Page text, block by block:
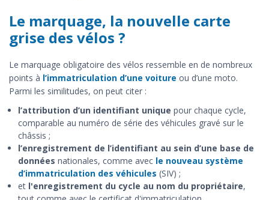
Le marquage, la nouvelle carte
grise des vélos ?
Le marquage obligatoire des vélos ressemble en de nombreux
points à l’immatriculation d’une voiture ou d’une moto.
Parmi les similitudes, on peut citer :
l’attribution d’un identifiant unique pour chaque cycle,
comparable au numéro de série des véhicules gravé sur le
châssis ;
l’enregistrement de l’identifiant au sein d’une base de
données nationales, comme avec le nouveau système
d’immatriculation des véhicules (SIV) ;
et l'enregistrement du cycle au nom du propriétaire,